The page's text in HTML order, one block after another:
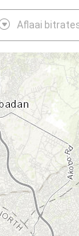
Aflaai